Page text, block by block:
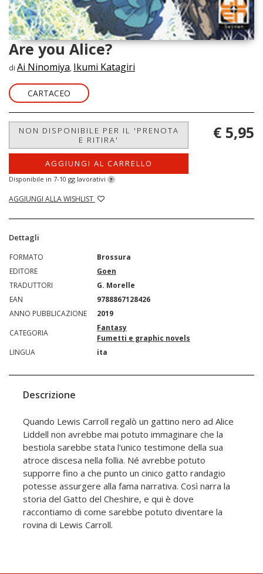
Are you Alice?
di Ai Ninomiya, Ikumi Katagiri
CARTACEO
NON DISPONIBILE PER IL 'PRENOTA
E RITIRA'
AGGIUNGI AL CARRELLO
Disponibile in 7-10 gg lavorativi ?
AGGIUNGI ALLA WISHLIST
€ 5,95
Dettagli
FORMATO
Brossura
EDITORE
Goen
TRADUTTORI
G. Morelle
EAN
9788867128426
ANNO PUBBLICAZIONE
2019
CATEGORIA
Fantasy
Fumetti e graphic novels
LINGUA
ita
Descrizione
Quando Lewis Carroll regalò un gattino nero ad Alice
Liddell non avrebbe mai potuto immaginare che la
bestiola sarebbe stata l'unico testimone della sua
atroce discesa nella follia. Né avrebbe potuto
supporre fino a che punto un cinico gatto randagio
potesse assurgere alla fama narrativa. Così narra la
storia del Gatto del Cheshire, e qui è dove
raccontiamo di come sarebbe potuto diventare la
rovina di Lewis Carroll.